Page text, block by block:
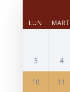
LUN MART
3 4
10 11